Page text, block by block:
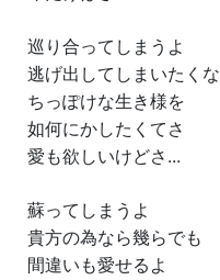
巡り合ってしまうよ
逃げ出してしまいたく
ちっぽけな生き様を
如何にかしたくてさ
愛も欲しいけどさ...
蘇ってしまうよ
貴方の為なら幾らでも
間違いも愛せるよ